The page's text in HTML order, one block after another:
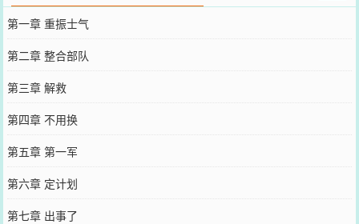
第一章 重振士气
第二章 整合部队
第三章 解救
第四章 不用换
第五章 第一军
第六章 定计划
第七章 出事了